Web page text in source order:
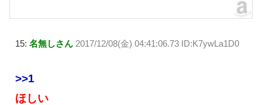
15: 名無しさん 2017/12/08(金) 04:41:06.73 ID:K7ywLa1D0
>>1
ほしい